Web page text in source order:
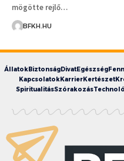
mögötte rejlő…
BFKH.HU
ÁllatokBiztonságDivatEgészség
KapcsolatokKarrierKertészet
SpiritualitásSzórakozás